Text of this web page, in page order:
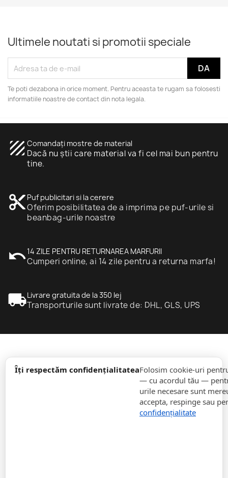
Îți respectăm confidențialitateaFolosim cookie-uri
— cu acordul tău —
urile necesare sunt
accepta, respinge sau
confidențialitate
Ultimele noutati si promotii speciale
Te poti dezabona in orice moment. Pentru aceasta te rugam sa folosesti
informatiile noastre de contact din nota legala.
texture Comandați mostre de material
Dacă nu știi care material va fi cel mai bun pentru
tine.
content_cut Puf publicitari si la cerere
Oferim posibilitatea de a imprima pe puf-urile si
beanbag-urile noastre
undo14 ZILE PENTRU RETURNAREA MARFURII
Cumperi online, ai 14 zile pentru a returna marfa!
local_shippingLivrare gratuita de la 350 lej
Transporturile sunt livrate de: DHL, GLS, UPS
informație
expand_more